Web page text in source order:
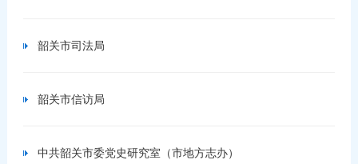
韶关市司法局
韶关市信访局
中共韶关市委党史研究室（市地方志办）